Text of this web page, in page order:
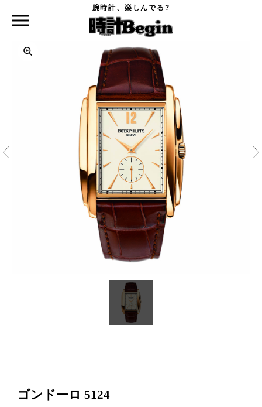
腕時計、楽しんでる?
ゴンドーロ 5124
ゴンドーロ 5124